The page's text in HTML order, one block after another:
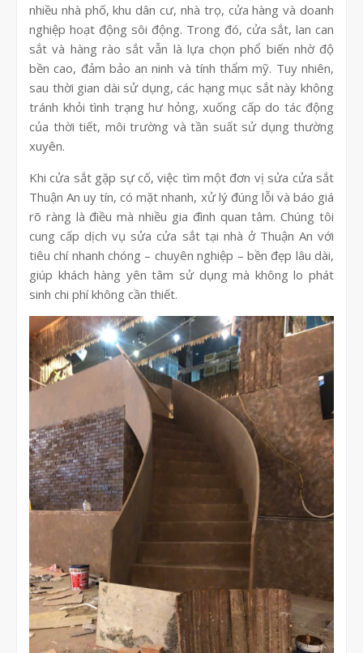
nhiều nhà phố, khu dân cư, nhà trọ, cửa hàng và doanh
nghiệp hoạt động sôi động. Trong đó, cửa sắt, lan can
sắt và hàng rào sắt vẫn là lựa chọn phổ biến nhờ độ
bền cao, đảm bảo an ninh và tính thẩm mỹ. Tuy nhiên,
sau thời gian dài sử dụng, các hạng mục sắt này không
tránh khỏi tình trạng hư hỏng, xuống cấp do tác động
của thời tiết, môi trường và tần suất sử dụng thường
xuyên.
Khi cửa sắt gặp sự cố, việc tìm một đơn vị sửa cửa sắt
Thuận An uy tín, có mặt nhanh, xử lý đúng lỗi và báo giá
rõ ràng là điều mà nhiều gia đình quan tâm. Chúng tôi
cung cấp dịch vụ sửa cửa sắt tại nhà ở Thuận An với
tiêu chí nhanh chóng – chuyên nghiệp – bền đẹp lâu dài,
giúp khách hàng yên tâm sử dụng mà không lo phát
sinh chi phí không cần thiết.